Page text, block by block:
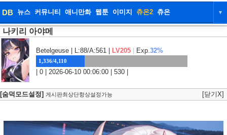
DB 뉴스 커뮤니티 애니만화 웹툰 이미지 츄온2 츄온 ▼
DB
웹툰 이미지 츄온2
나키리 아야메
Betelgeuse | L:88/A:561 | LV205 Exp.32%
1,336/4,110
| 0 | 2026-06-10 00:06:00 | 530 |
[숨덕모드설정] 게시판최상단항상설정가능 [닫기X]